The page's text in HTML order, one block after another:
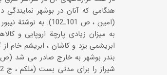
هنگامی که آنان در بوشهر نمایندگی
به میزان زیادی پارچة اروپایی و
ابریشمی یزد و کاشان ، ابریشم خام از